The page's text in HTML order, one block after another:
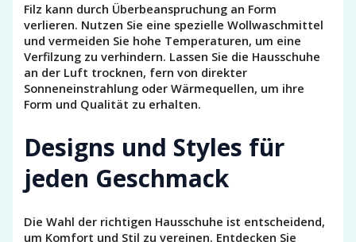
Filz kann durch Überbeanspruchung an Form
verlieren. Nutzen Sie eine spezielle Wollwaschmittel
und vermeiden Sie hohe Temperaturen, um eine
Verfilzung zu verhindern. Lassen Sie die Hausschuhe
an der Luft trocknen, fern von direkter
Sonneneinstrahlung oder Wärmequellen, um ihre
Form und Qualität zu erhalten.
Designs und Styles für
jeden Geschmack
Die Wahl der richtigen Hausschuhe ist entscheidend,
um Komfort und Stil zu vereinen. Entdecken Sie